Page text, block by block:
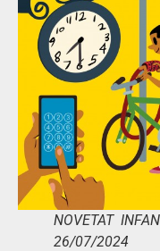
NOVETAT
26/07/2024